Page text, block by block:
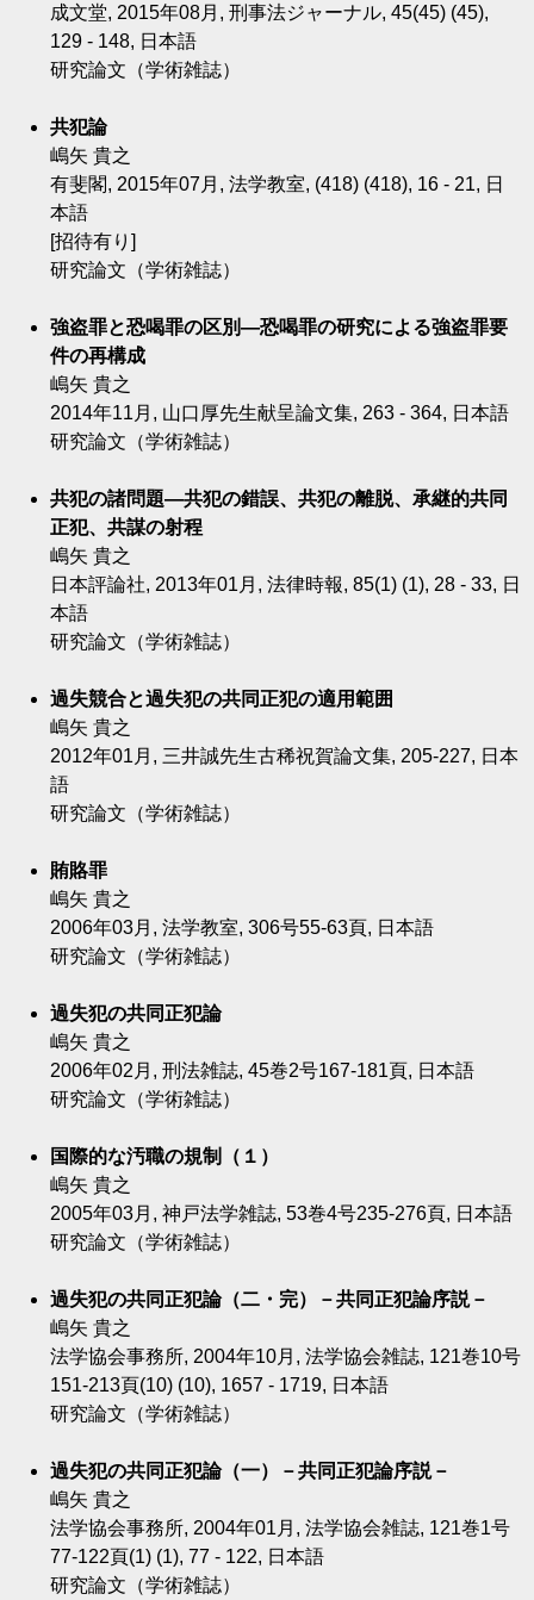
成文堂, 2015年08月, 刑事法ジャーナル, 45(45) (45),
129 - 148, 日本語
研究論文（学術雑誌）
共犯論
嶋矢 貴之
有斐閣, 2015年07月, 法学教室, (418) (418), 16 - 21, 日
本語
[招待有り]
研究論文（学術雑誌）
強盗罪と恐喝罪の区別―恐喝罪の研究による強盗罪要
件の再構成
嶋矢 貴之
2014年11月, 山口厚先生献呈論文集, 263 - 364, 日本語
研究論文（学術雑誌）
共犯の諸問題―共犯の錯誤、共犯の離脱、承継的共同
正犯、共謀の射程
嶋矢 貴之
日本評論社, 2013年01月, 法律時報, 85(1) (1), 28 - 33, 日
本語
研究論文（学術雑誌）
過失競合と過失犯の共同正犯の適用範囲
嶋矢 貴之
2012年01月, 三井誠先生古稀祝賀論文集, 205-227, 日本
語
研究論文（学術雑誌）
賄賂罪
嶋矢 貴之
2006年03月, 法学教室, 306号55-63頁, 日本語
研究論文（学術雑誌）
過失犯の共同正犯論
嶋矢 貴之
2006年02月, 刑法雑誌, 45巻2号167-181頁, 日本語
研究論文（学術雑誌）
国際的な汚職の規制（１）
嶋矢 貴之
2005年03月, 神戸法学雑誌, 53巻4号235-276頁, 日本語
研究論文（学術雑誌）
過失犯の共同正犯論（二・完）－共同正犯論序説－
嶋矢 貴之
法学協会事務所, 2004年10月, 法学協会雑誌, 121巻10号
151-213頁(10) (10), 1657 - 1719, 日本語
研究論文（学術雑誌）
過失犯の共同正犯論（一）－共同正犯論序説－
嶋矢 貴之
法学協会事務所, 2004年01月, 法学協会雑誌, 121巻1号
77-122頁(1) (1), 77 - 122, 日本語
研究論文（学術雑誌）